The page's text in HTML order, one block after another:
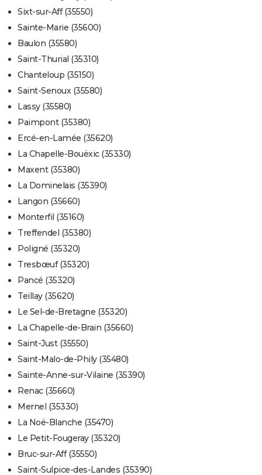
Sixt-sur-Aff (35550)
Sainte-Marie (35600)
Baulon (35580)
Saint-Thurial (35310)
Chanteloup (35150)
Saint-Senoux (35580)
Lassy (35580)
Paimpont (35380)
Ercé-en-Lamée (35620)
La Chapelle-Bouëxic (35330)
Maxent (35380)
La Dominelais (35390)
Langon (35660)
Monterfil (35160)
Treffendel (35380)
Poligné (35320)
Tresbœuf (35320)
Pancé (35320)
Teillay (35620)
Le Sel-de-Bretagne (35320)
La Chapelle-de-Brain (35660)
Saint-Just (35550)
Saint-Malo-de-Phily (35480)
Sainte-Anne-sur-Vilaine (35390)
Renac (35660)
Mernel (35330)
La Noë-Blanche (35470)
Le Petit-Fougeray (35320)
Bruc-sur-Aff (35550)
Saint-Sulpice-des-Landes (35390)